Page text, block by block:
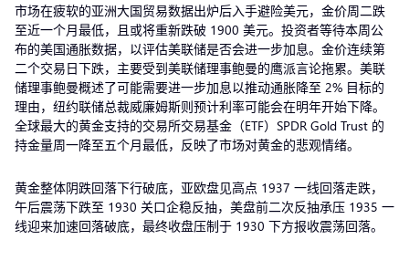
市场在疲软的亚洲大国贸易数据出炉后入手避险美元，金价周二跌
至近一个月最低，且或将重新跌破 1900 美元。投资者等待本周公
布的美国通胀数据，以评估美联储是否会进一步加息。金价连续第
二个交易日下跌，主要受到美联储理事鲍曼的鹰派言论拖累。美联
储理事鲍曼概述了可能需要进一步加息以推动通胀降至 2% 目标的
理由，纽约联储总裁威廉姆斯则预计利率可能会在明年开始下降。
全球最大的黄金支持的交易所交易基金（ETF）SPDR Gold Trust 的
持金量周一降至五个月最低，反映了市场对黄金的悲观情绪。
黄金整体阴跌回落下行破底，亚欧盘见高点 1937 一线回落走跌，
午后震荡下跌至 1930 关口企稳反抽，美盘前二次反抽承压 1935 一
线迎来加速回落破底，最终收盘压制于 1930 下方报收震荡回落。